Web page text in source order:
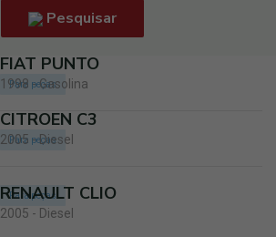
Pesquisar
Para peças
FIAT PUNTO
1998 - Gasolina
Para peças
CITROEN C3
2005 - Diesel
Para peças
RENAULT CLIO
2005 - Diesel